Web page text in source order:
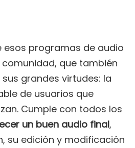
esos programas de audio
que también
grandes virtudes: la
de usuarios que
Cumple con todos los
un buen audio final,
su edición y modificación